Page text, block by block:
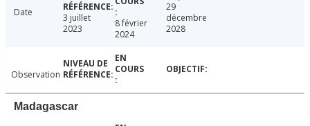
Date
3 juillet
2023
8 février
2024
29
décembre
2028
Observation
Madagascar